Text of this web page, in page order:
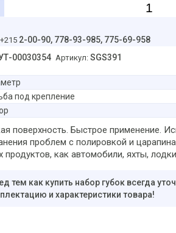
2-00-90, 778-93-985, 775-69-958
00030354 Артикул: SGS391
под крепление
поверхность. Быстрое применение.
проблем с полировкой и
продуктов, как автомобили, яхты,
тем как купить набор губок всегда
и характеристики товара!